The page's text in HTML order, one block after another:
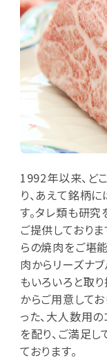
1992年以来、ど
り、あえて銘柄
す。タレ類も研
ご提供しており
らの焼肉をご堪
肉からリーズナ
もいろいろと取
からご用意してお
った、大人数用
を配り、ご満足
ております。